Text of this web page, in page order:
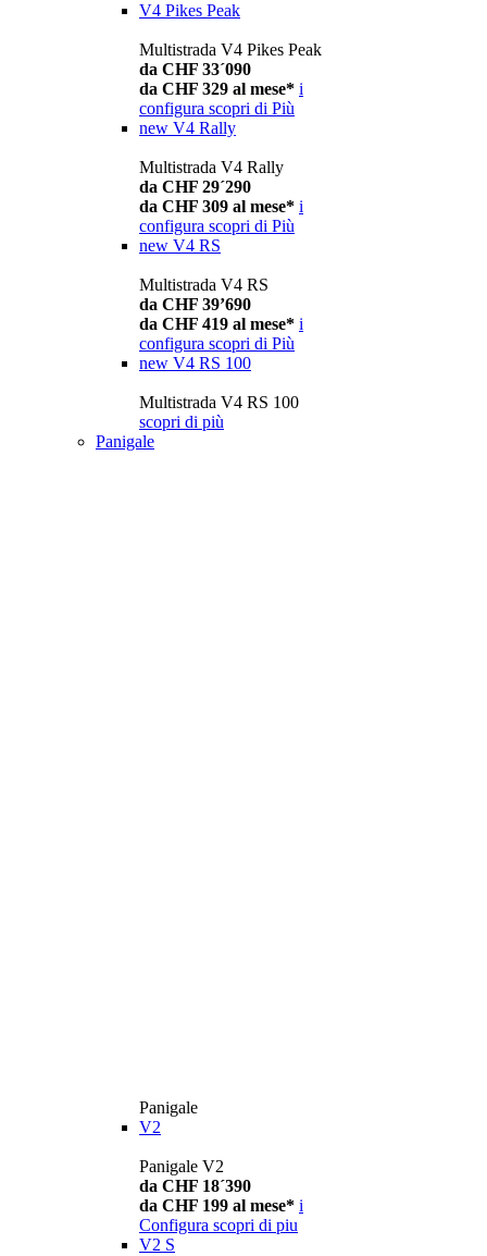
V4 Pikes Peak
Multistrada V4 Pikes Peak
da CHF 33´090
da CHF 329 al mese* i
configura scopri di Più
new V4 Rally
Multistrada V4 Rally
da CHF 29´290
da CHF 309 al mese* i
configura scopri di Più
new V4 RS
Multistrada V4 RS
da CHF 39’690
da CHF 419 al mese* i
configura scopri di Più
new V4 RS 100
Multistrada V4 RS 100
scopri di più
Panigale
Panigale
V2
Panigale V2
da CHF 18´390
da CHF 199 al mese* i
Configura scopri di piu
V2 S